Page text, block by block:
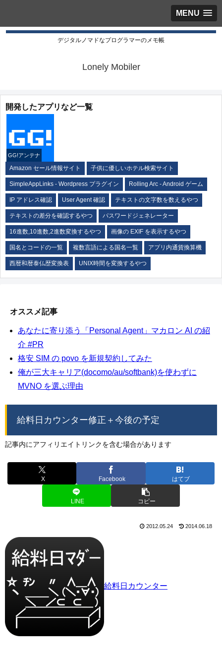
MENU
デジタルノマドなプログラマーのメモ帳
Lonely Mobiler
開発したアプリなど一覧
GG!アンテナ
Amazon セール情報サイト 子供に優しいホテル検索サイト
SimpleAppLinks - Wordpress プラグイン Rolling Arc - Android ゲーム
IP アドレス確認 User Agent 確認 テキストの文字数を数えるやつ
テキストの差分を確認するやつ パスワードジェネレーター
16進数,10進数,2進数変換するやつ 画像の EXIF を表示するやつ
国名とコードの一覧 複数言語による国名一覧 アプリ内通貨換算機
西暦和暦泰仏歴変換表 UNIX時間を変換するやつ
オススメ記事
あなたに寄り添う「Personal Agent」マカロン AI の紹
介 #PR
格安 SIM の povo を新規契約してみた
俺が三大キャリア(docomo/au/softbank)を使わずに
MVNO を選ぶ理由
給料日カウンター修正＋今後の予定
記事内にアフィリエイトリンクを含む場合があります
X Facebook はてブ
LINE コピー
2012.05.24 2014.06.18
給料日カウンター